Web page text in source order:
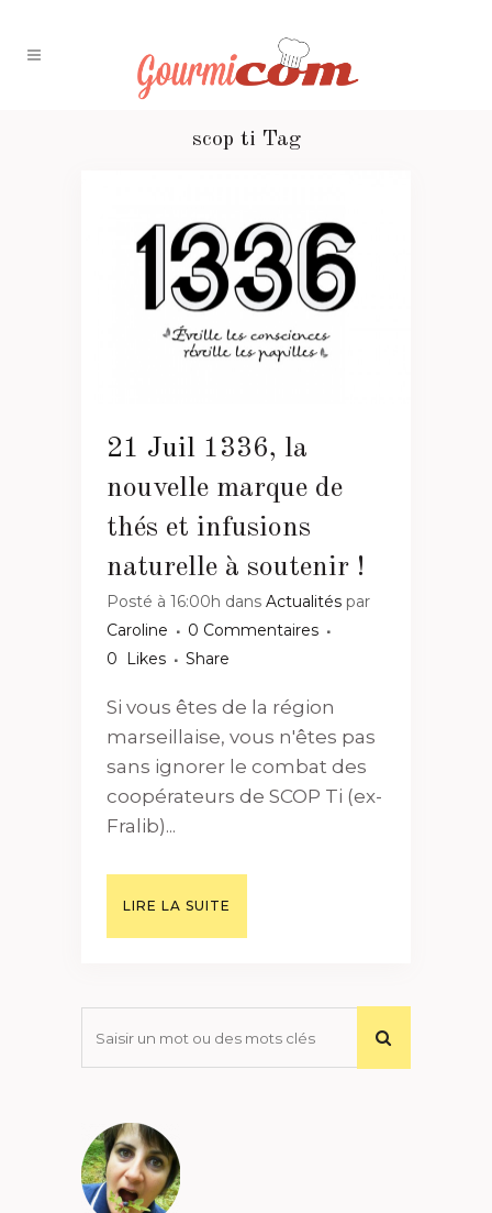
scop ti Tag
21 Juil 1336, la
nouvelle marque de
thés et infusions
naturelle à soutenir !
Posté à 16:00h dans Actualités par
Caroline
0 Commentaires
0
Likes Share
Si vous êtes de la région
marseillaise, vous n'êtes pas
sans ignorer le combat des
coopérateurs de SCOP Ti (ex-
Fralib)...
LIRE LA SUITE